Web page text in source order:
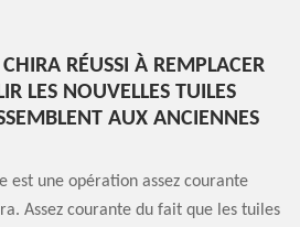
RÉUSSI À REMPLACER
LES NOUVELLES TUILES
AUX ANCIENNES
est une opération assez courante
Assez courante du fait que les tuiles